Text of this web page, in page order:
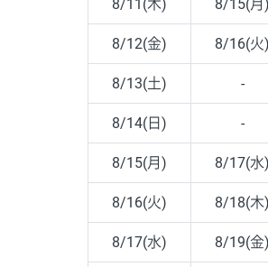
8/11(木) 8/15(月)
8/12(金) 8/16(火)
8/13(土) -
8/14(日) -
8/15(月) 8/17(水)
8/16(火) 8/18(木)
8/17(水) 8/19(金)